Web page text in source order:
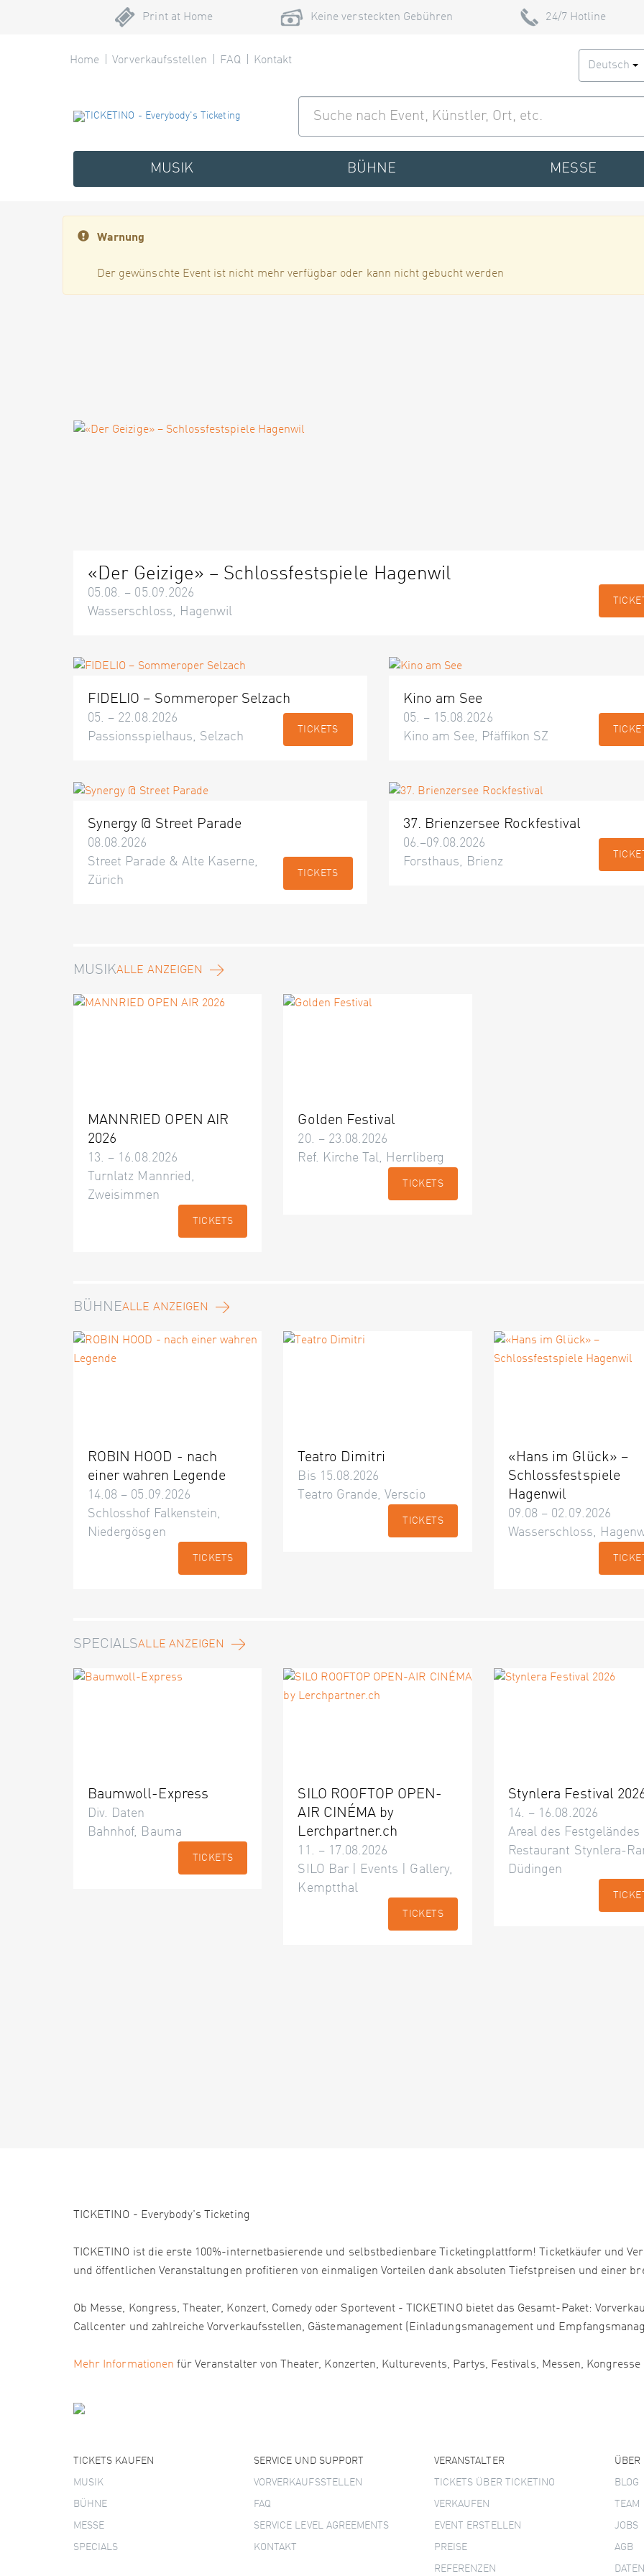
Print at Home Keine versteckten Gebühren 24/7 Hotline
Home Vorverkaufsstellen FAQ Kontakt Deutsch
MUSIK BÜHNE MESSE
Warnung
Der gewünschte Event ist nicht mehr verfügbar oder kann nicht gebucht werden
«Der Geizige» – Schlossfestspiele Hagenwil
05.08. – 05.09.2026
Wasserschloss, Hagenwil
FIDELIO – Sommeroper Selzach
05. – 22.08.2026
Passionsspielhaus, Selzach
TICKETS
Kino am See
05. – 15.08.2026
Kino am See, Pfäffikon SZ
Synergy @ Street Parade
08.08.2026
Street Parade & Alte Kaserne,
Zürich
TICKETS
37. Brienzersee Rockfestival
06.–09.08.2026
Forsthaus, Brienz
MUSIKALLE ANZEIGEN
MANNRIED OPEN AIR
2026
13. – 16.08.2026
Turnlatz Mannried,
Zweisimmen
TICKETS
Golden Festival
20. – 23.08.2026
Ref. Kirche Tal, Herrliberg
TICKETS
BÜHNEALLE ANZEIGEN
ROBIN HOOD - nach
einer wahren Legende
14.08 – 05.09.2026
Schlosshof Falkenstein,
Niedergösgen
TICKETS
Teatro Dimitri
Bis 15.08.2026
Teatro Grande, Verscio
TICKETS
«Hans im Glück» –
Schlossfestspiele
Hagenwil
09.08 – 02.09.2026
Wasserschloss,
SPECIALSALLE ANZEIGEN
Baumwoll-Express
Div. Daten
Bahnhof, Bauma
TICKETS
SILO ROOFTOP OPEN-
AIR CINÉMA by
Lerchpartner.ch
11. – 17.08.2026
SILO Bar | Events | Gallery,
Kemptthal
TICKETS
Stynlera Festival
14. – 16.08.2026
Areal des Festgeländes
Restaurant Stynlera-
Düdingen
TICKETINO - Everybody's Ticketing
TICKETINO ist die erste 100%-internetbasierende und selbstbedienbare Ticketingplattform! Ticketkäufer und
und öffentlichen Veranstaltungen profitieren von einmaligen Vorteilen dank absoluten Tiefstpreisen und einer
Ob Messe, Kongress, Theater, Konzert, Comedy oder Sportevent - TICKETINO bietet das Gesamt-Paket:
Callcenter und zahlreiche Vorverkaufsstellen, Gästemanagement (Einladungsmanagement und
Mehr Informationen für Veranstalter von Theater, Konzerten, Kulturevents, Partys, Festivals, Messen,
TICKETS KAUFEN
MUSIK
BÜHNE
MESSE
SPECIALS
SERVICE UND SUPPORT
VORVERKAUFSSTELLEN
FAQ
SERVICE LEVEL AGREEMENTS
KONTAKT
VERANSTALTER
TICKETS ÜBER TICKETINO
VERKAUFEN
EVENT ERSTELLEN
PREISE
REFERENZEN
ÜBER
BLOG
TEAM
JOBS
AGB